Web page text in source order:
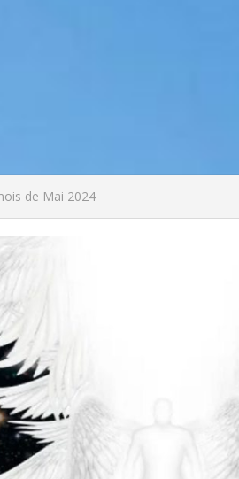
de Mai 2024